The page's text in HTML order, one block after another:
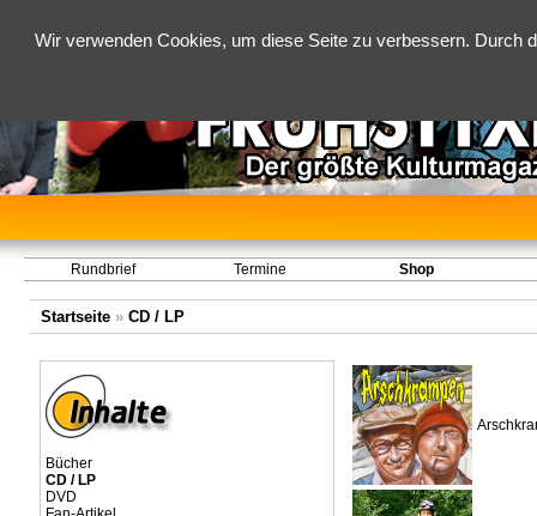
Wir verwenden Cookies, um diese Seite zu verbessern.
Rundbrief Termine Shop
Startseite» CD / LP
Bücher
CD / LP
DVD